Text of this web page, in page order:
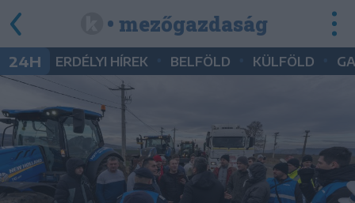
• mezőgazdaság
24H ERDÉLYI HÍREK BELFÖLD KÜLFÖLD